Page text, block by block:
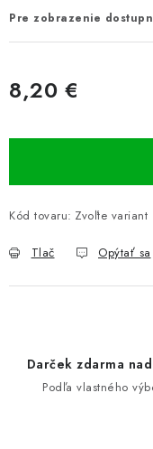
Pre zobrazenie
8,20 €
Kód tovaru: Zvoľte variant
Tlač Opýtať sa
Darček zdarma
Podľa vlastného